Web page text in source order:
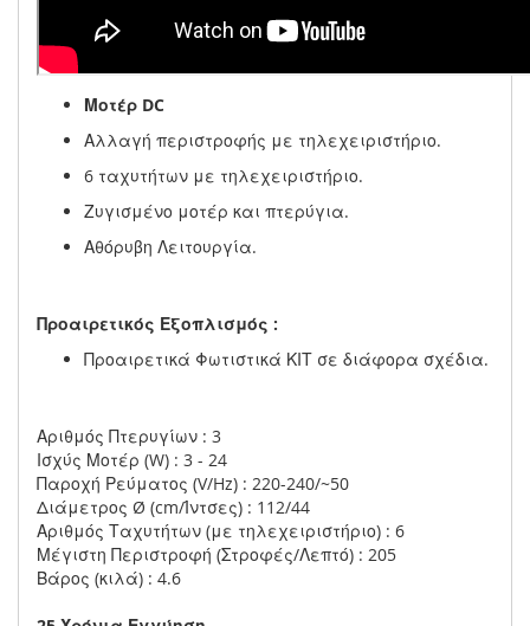
Μοτέρ DC
Αλλαγή περιστροφής με τηλεχειριστήριο.
6 ταχυτήτων με τηλεχειριστήριο.
Ζυγισμένο μοτέρ και πτερύγια.
Αθόρυβη Λειτουργία.
Προαιρετικός Εξοπλισμός :
Προαιρετικά Φωτιστικά ΚΙΤ σε διάφορα σχέδια.
Αριθμός Πτερυγίων : 3
Ισχύς Μοτέρ (W) : 3 - 24
Παροχή Ρεύματος (V/Hz) : 220-240/~50
Διάμετρος Ø (cm/Ίντσες) : 112/44
Αριθμός Ταχυτήτων (με τηλεχειριστήριο) : 6
Μέγιστη Περιστροφή (Στροφές/Λεπτό) : 205
Βάρος (κιλά) : 4.6